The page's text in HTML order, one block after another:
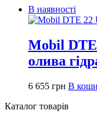
В наявності
Mobil
олива
6 655 грн В
Каталог товарів